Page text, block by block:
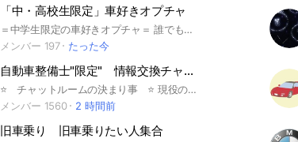
「中・高校生限定」車好きオプチャ
＝中学生限定の車好きオプチャ＝ 誰でも大歓迎！！ 雑談もOK！
メンバー 197
たった今
自動車整備士"限定" 情報交換チャット
⭐️ チャットルームの決まり事 ⭐️ 現役の自動車整備士同士で整備や故障修理の相談が目的です DIY目的で自動車整備士へ質問したい方（現役の整備士では無い方）のご質問は禁止です 整備士を志す学生さんからの進路の質問は専用のルームを用意してあるのでそちらでどうぞ （自分の車を整備したい等の質問は禁止） ⭐️ 質問内容によってそれぞれ相談ルームがあります ⭐️ メインのチャットルームにて自動車整備、故障についての相談ができますが、工具について、診断機について等、専門分野毎に別の相談ルームを用意しています ご質問内容によっては別ルームにてご相談をお願いする事になります 右上の「三」をタップし、トークルーム一覧から別ルームへご入室下さい ⭐️ 質問の仕方 ⭐️ ・車種(必要ならグレード) ・初度登録 ・型式 ・エンジン型式 ・総走行距離 ・症状 ・どこまで診てあるか （故障コードや測定数値等） 以上のような基本情報を添付して頂くと回答を頂きやすいです 故障探求にあたり役に立ちそうな情報はなるべく記載して下さい 初めて質問される場合は過去の質問のやりとりを遡って読んで頂き、聞き方や文面の参考にして下さい 回答をもらったらお例の返信を忘れずに 回答をもとに整備した結果の報告もお願いします ↑ これはこのチャットに参加されてる皆さまがすごく楽しみにされてる部分です ⭐️ 投稿マナー ⭐️ 投稿文はできる限りまとめて1投稿にすること （一文ずつ複数投稿すると通知が増えて迷惑です） 車両データは車検証をそのまま撮影して投稿せず必要な情報のみを文字にして投稿するとこ （万が一の個人情報漏れを防ぐため） 車両の写真を投稿する場合は特にナンバーが写り込まないように気をつけること 質問への返信はなるべくリプライ機能を使用すること （質問者さんに回答が届かない事があるので） 愚痴、批判の言い合いや長々とした整備に関連しない会話の禁止（参加されてる他者さんが読んでも楽しめない益の無い会話） 個人同士、知り合いとの直接的な整備にあまり関連しない長々とした会話の禁止（オフ会チャットルームを除く） 音声付きスタンプ禁止 威圧的なタメ口禁止 口論に発展した場合は強制退会して頂く場合があります 他のオープンチャット、外部のサイトへの勧誘、誘導行為はご遠慮ください
メンバー 1560
2 時間前
旧車乗り 旧車乗りたい人集合